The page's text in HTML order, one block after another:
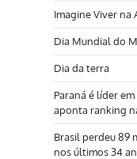
Imagine Viver na
Dia Mundial do
Dia da terra
Paraná é líder
aponta ranking
Brasil perdeu 89
nos últimos 34